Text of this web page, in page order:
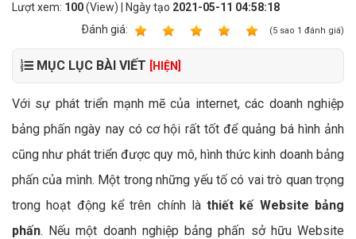
Lượt xem: 100(View) | Ngày tạo 2021-05-11 04:58:18
Ðánh giá:
(5 sao 1 đánh giá)
MỤC LỤC BÀI VIẾT [HIỆN]
Với sự phát triển mạnh mẽ của internet, các doanh nghiệp
bảng phấn ngày nay có cơ hội rất tốt để quảng bá hình ảnh
cũng như phát triển được quy mô, hình thức kinh doanh bảng
phấn của mình. Một trong những yếu tố có vai trò quan trọng
trong hoạt động kể trên chính làthiết kế Website bảng
phấn. Nếu một doanh nghiệp bảng phấn sở hữu Website